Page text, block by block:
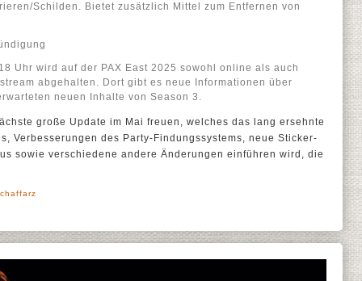
Schilden. Bietet zusätzlich Mittel zum Entfernen von
Uhr wird auf der PAX East 2025 sowohl online als auch
abgehalten. Dort gibt es neue Informationen über
neuen Inhalte von Season 3.
große Update im Mai freuen, welches das lang ersehnte
Verbesserungen des Party-Findungssystems, neue Sticker-
sowie verschiedene andere Änderungen einführen wird, die